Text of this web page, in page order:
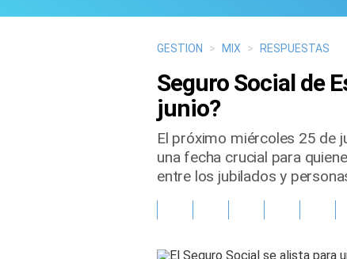
GESTION > MIX > RESPUESTAS
Seguro Social de
junio?
El próximo miércoles 25 de
una fecha crucial para
entre los jubilados y